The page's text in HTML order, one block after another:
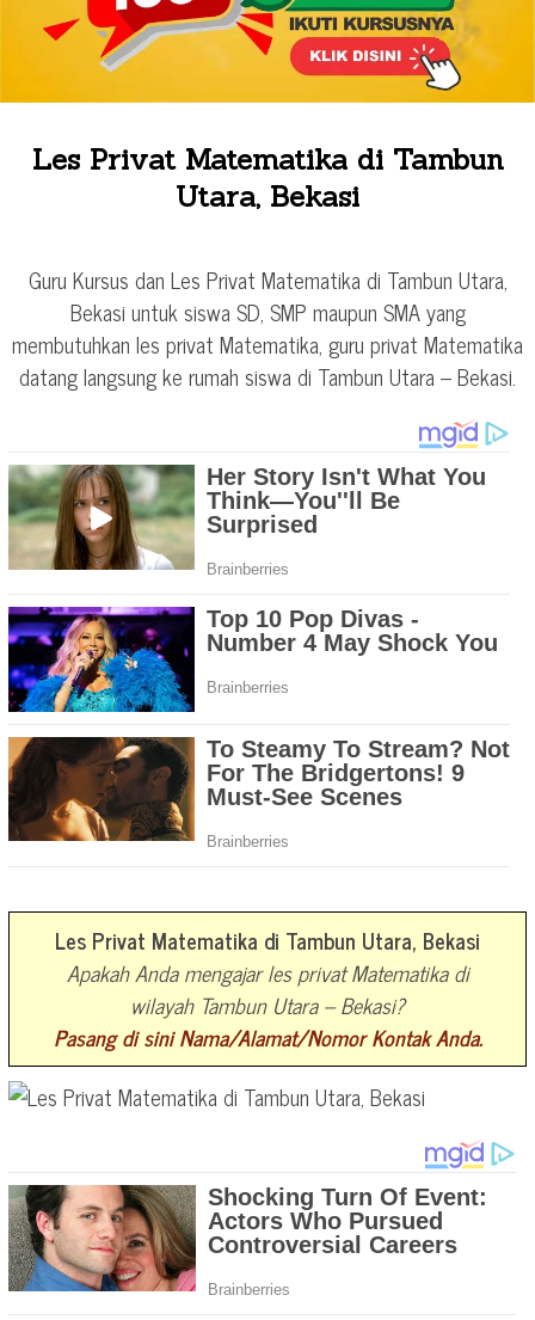
Les Privat Matematika di Tambun
Utara, Bekasi
Guru Kursus dan Les Privat Matematika di Tambun Utara,
Bekasi untuk siswa SD, SMP maupun SMA yang
membutuhkan les privat Matematika, guru privat Matematika
datang langsung ke rumah siswa di Tambun Utara – Bekasi.
Les Privat Matematika di Tambun Utara, Bekasi
Apakah Anda mengajar les privat Matematika di
wilayah Tambun Utara – Bekasi?
Pasang di sini Nama/Alamat/Nomor Kontak Anda.